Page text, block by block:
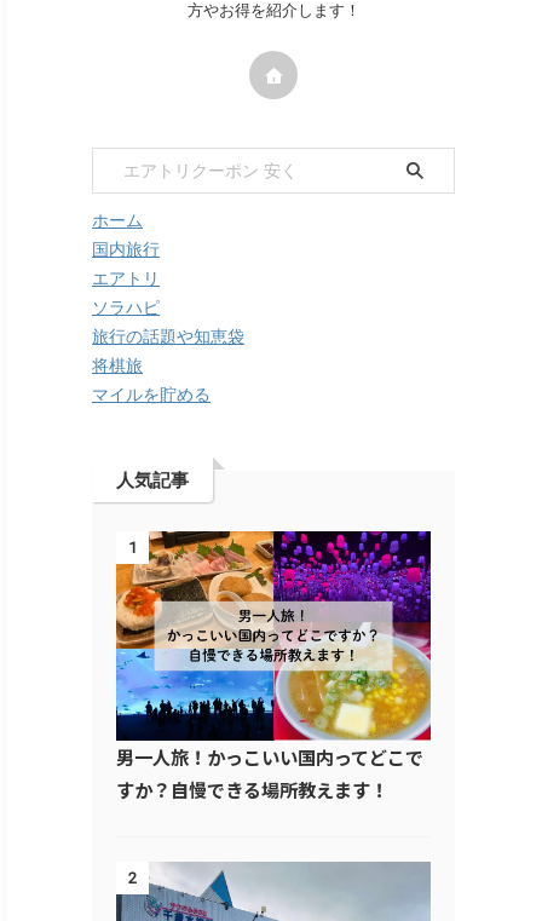
方やお得を紹介します！
ホーム
国内旅行
エアトリ
ソラハピ
旅行の話題や知恵袋
将棋旅
マイルを貯める
人気記事
1
男一人旅！かっこいい国内ってどこで
すか？自慢できる場所教えます！
2